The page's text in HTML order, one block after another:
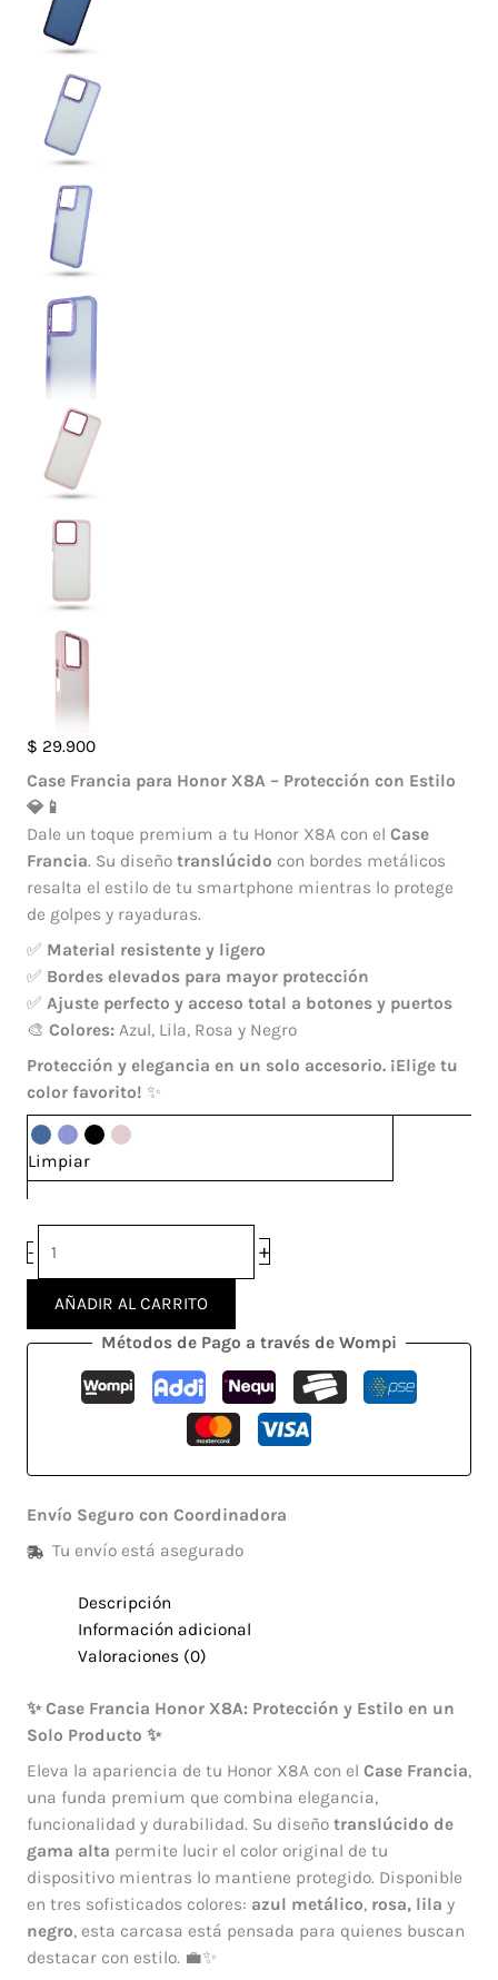
$ 29.900
Case Francia para Honor X8A – Protección con Estilo
💎📱
Dale un toque premium a tu Honor X8A con el Case
Francia. Su diseño translúcido con bordes metálicos
resalta el estilo de tu smartphone mientras lo protege
de golpes y rayaduras.
✅ Material resistente y ligero
✅ Bordes elevados para mayor protección
✅ Ajuste perfecto y acceso total a botones y puertos
🎨 Colores:Azul, Lila, Rosa y Negro
Protección y elegancia en un solo accesorio. ¡Elige tu
color favorito! ✨
Limpiar
-
Case
Francia
Honor
X8A
cantidad
+
AÑADIR AL CARRITO
Métodos de Pago a través de Wompi
Envío Seguro con Coordinadora
Tu envío está asegurado
Descripción
Información adicional
Valoraciones (0)
✨ Case Francia Honor X8A: Protección y Estilo en un
Solo Producto ✨
Eleva la apariencia de tu Honor X8A con el Case Francia,
una funda premium que combina elegancia,
funcionalidad y durabilidad. Su diseño translúcido de
gama alta permite lucir el color original de tu
dispositivo mientras lo mantiene protegido. Disponible
en tres sofisticados colores: azul metálico, rosa, lila y
negro, esta carcasa está pensada para quienes buscan
destacar con estilo. 💼✨